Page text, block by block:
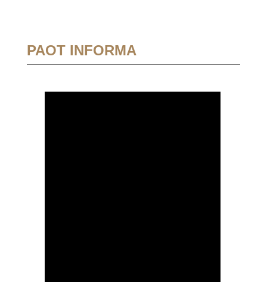
PAOT INFORMA